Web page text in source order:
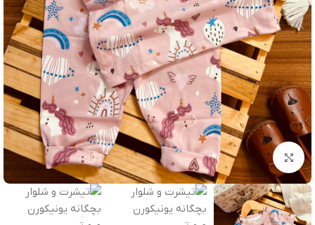
بزرگنمایی تصویر